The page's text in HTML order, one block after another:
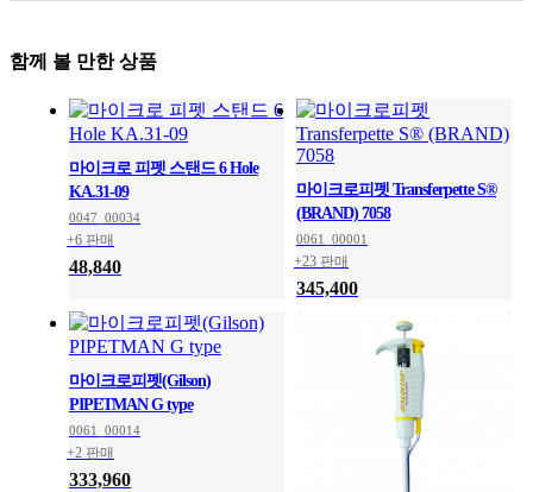
함께 볼 만한 상품
마이크로 피펫 스탠드 6 Hole
KA.31-09
0047_00034
+6 판매
48,840
마이크로피펫 Transferpette S®
(BRAND) 7058
0061_00001
+23 판매
345,400
마이크로피펫(Gilson)
PIPETMAN G type
0061_00014
+2 판매
333,960